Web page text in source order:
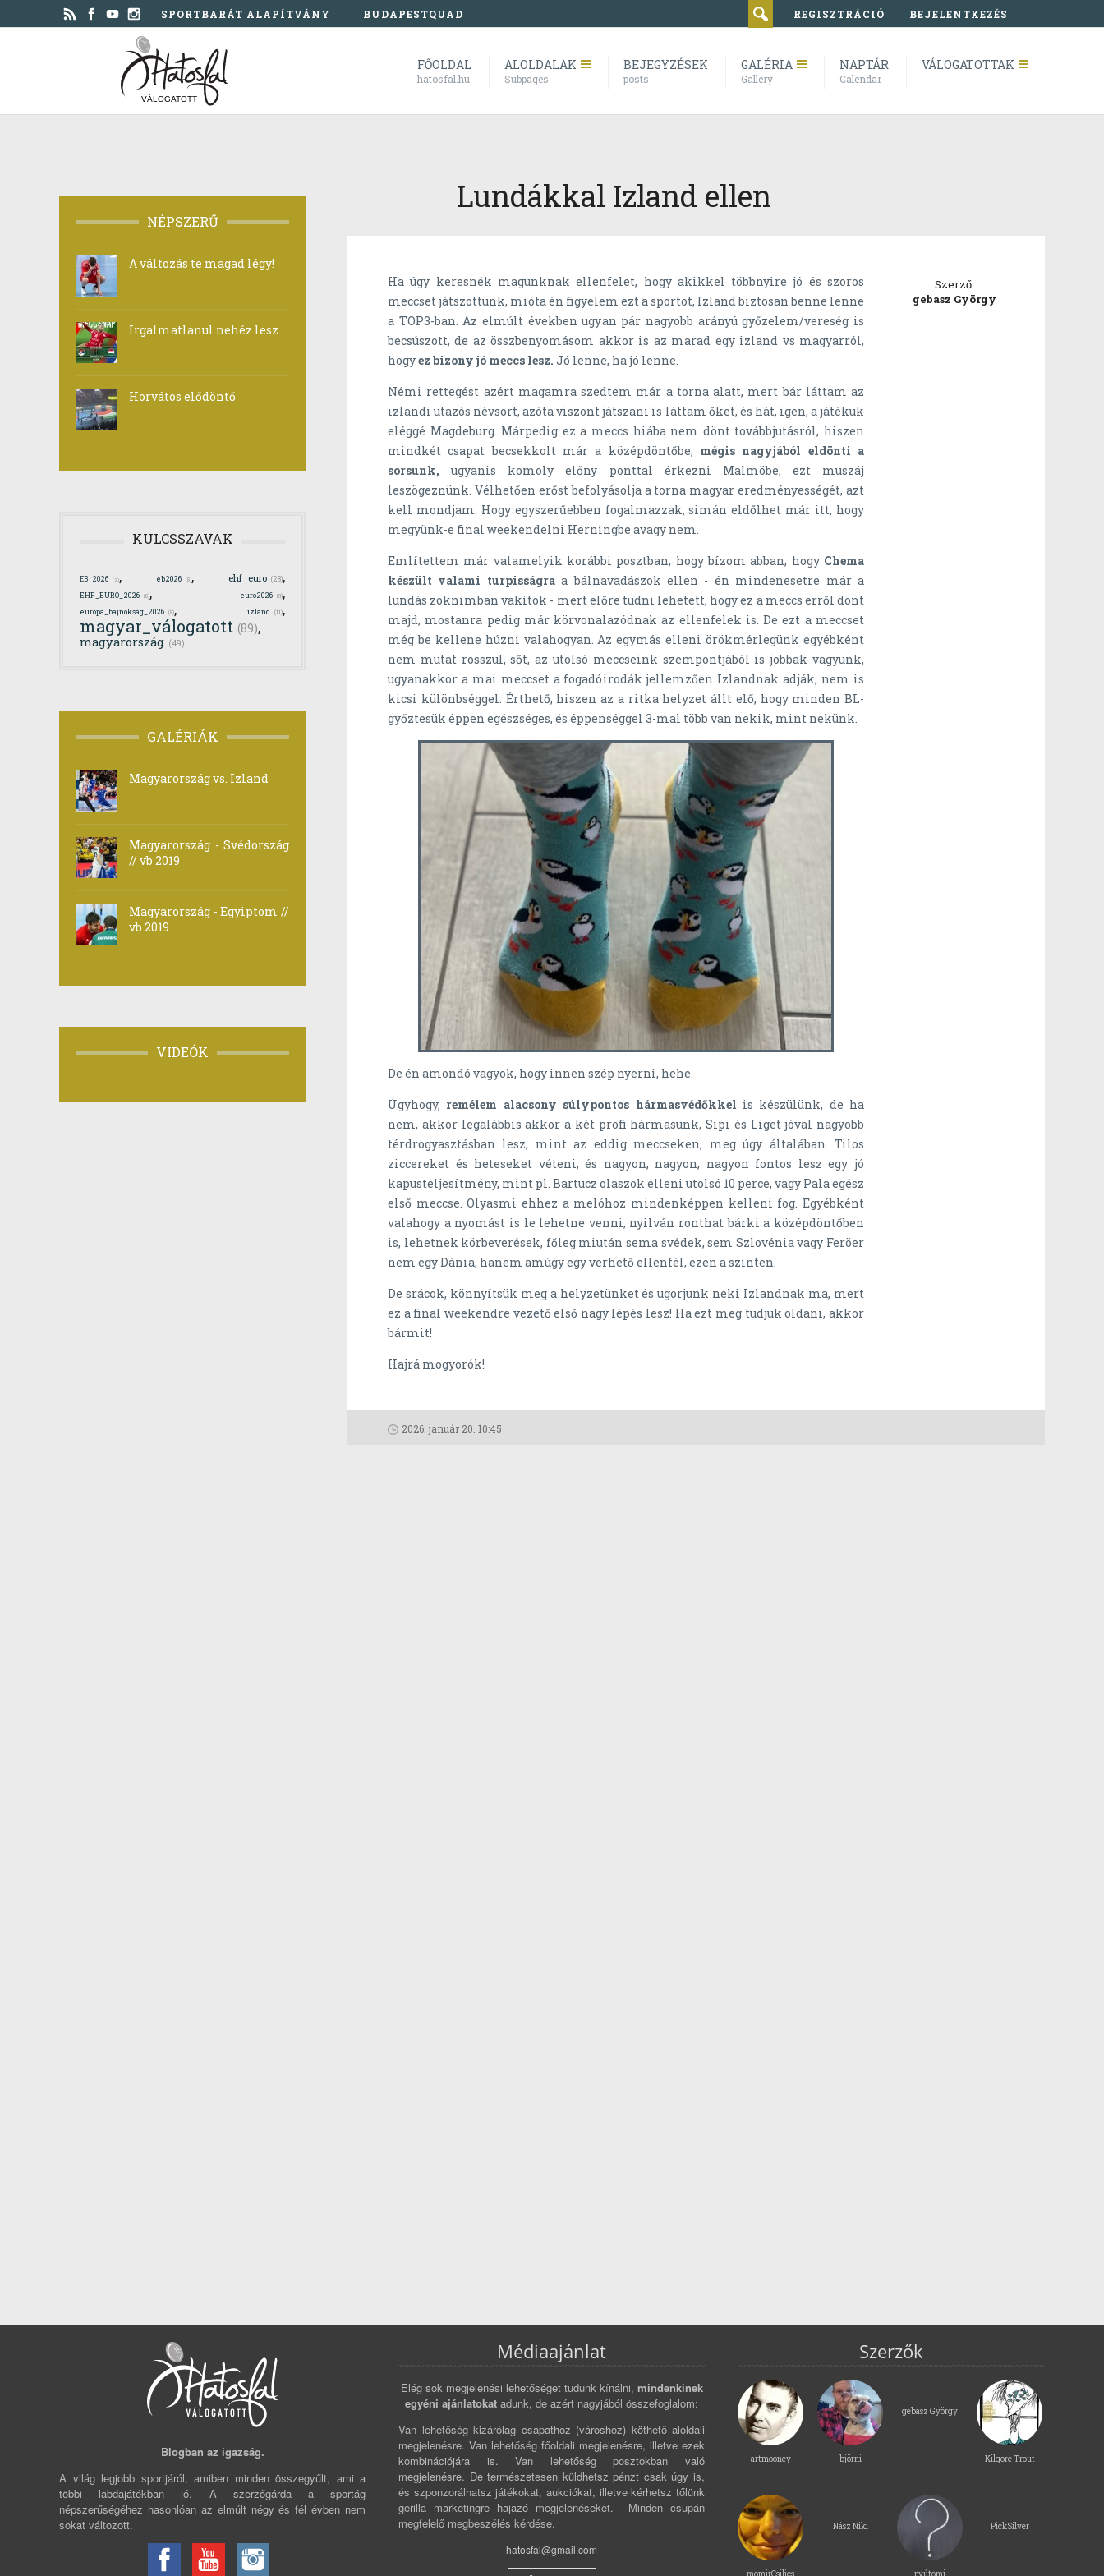
SPORTBARÁT ALAPÍTVÁNY BUDAPESTQUAD REGISZTRÁCIÓ BEJELENTKEZÉS
VÁLOGATOTT
FŐOLDAL
hatosfal.hu
ALOLDALAK
Subpages
BEJEGYZÉSEK
posts
GALÉRIA
Gallery
NAPTÁR
Calendar
VÁLOGATOTTAK
Lundákkal Izland ellen
Ha úgy keresnék magunknak ellenfelet, hogy akikkel többnyire jó és szoros
meccset játszottunk, mióta én figyelem ezt a sportot, Izland biztosan benne lenne
a TOP3-ban. Az elmúlt években ugyan pár nagyobb arányú győzelem/vereség is
becsúszott, de az összbenyomásom akkor is az marad egy izland vs magyarról,
hogyez bizony jó meccs lesz. Jó lenne, ha jó lenne.
Némi rettegést azért magamra szedtem már a torna alatt, mert bár láttam az
izlandi utazós névsort, azóta viszont játszani is láttam őket, és hát, igen, a játékuk
eléggé Magdeburg. Márpedig ez a meccs hiába nem dönt továbbjutásról, hiszen
mindkét csapat becsekkolt már a középdöntőbe, mégis nagyjából eldönti a
sorsunk,ugyanis komoly előny ponttal érkezni Malmöbe, ezt muszáj
leszögeznünk. Vélhetően erőst befolyásolja a torna magyar eredményességét, azt
kell mondjam. Hogy egyszerűebben fogalmazzak, simán eldőlhet már itt, hogy
megyünk-e final weekendelni Herningbe avagy nem.
Említettem már valamelyik korábbi posztban, hogy bízom abban, hogy Chema
készült valami turpisságraa bálnavadászok ellen - én mindenesetre már a
lundás zoknimban vakítok - mert előre tudni lehetett, hogy ez a meccs erről dönt
majd, mostanra pedig már körvonalazódnak az ellenfelek is. De ezt a meccset
még be kellene húzni valahogyan. Az egymás elleni örökmérlegünk egyébként
nem mutat rosszul, sőt, az utolsó meccseink szempontjából is jobbak vagyunk,
ugyanakkor a mai meccset a fogadóirodák jellemzően Izlandnak adják, nem is
kicsi különbséggel. Érthető, hiszen az a ritka helyzet állt elő, hogy minden BL-
győztesük éppen egészséges, és éppenséggel 3-mal több van nekik, mint nekünk.
De én amondó vagyok, hogy innen szép nyerni, hehe.
Úgyhogy, remélem alacsony súlypontos hármasvédőkkel is készülünk, de ha
nem, akkor legalábbis akkor a két profi hármasunk, Sipi és Liget jóval nagyobb
térdrogyasztásban lesz, mint az eddig meccseken, meg úgy általában. Tilos
ziccereket és heteseket véteni, és nagyon, nagyon, nagyon fontos lesz egy jó
kapusteljesítmény, mint pl. Bartucz olaszok elleni utolsó 10 perce, vagy Pala egész
első meccse. Olyasmi ehhez a melóhoz mindenképpen kelleni fog. Egyébként
valahogy a nyomást is le lehetne venni, nyilván ronthat bárki a középdöntőben
is, lehetnek körbeverések, főleg miután sema svédek, sem Szlovénia vagy Feröer
nem egy Dánia, hanem amúgy egy verhető ellenfél, ezen a szinten.
De srácok, könnyítsük meg a helyzetünket és ugorjunk neki Izlandnak ma, mert
ez a final weekendre vezető első nagy lépés lesz! Ha ezt meg tudjuk oldani, akkor
bármit!
Hajrá mogyorók!
Szerző:
gebasz György
2026. január 20. 10:45
NÉPSZERŰ
A változás te magad légy!
Irgalmatlanul nehéz lesz
Horvátos elődöntő
KULCSSZAVAK
EB_2026 (2), eb2026 (8), ehf_euro (28),
EHF_EURO_2026 (8), euro2026 (9),
európa_bajnokság_2026 (8), izland (11),
magyar_válogatott (89),
magyarország (49)
GALÉRIÁK
Magyarország vs. Izland
Magyarország - Svédország
// vb 2019
Magyarország - Egyiptom //
vb 2019
VIDEÓK
Blogban az igazság.
A világ legjobb sportjáról, amiben minden összegyűlt, ami a
többi labdajátékban jó. A szerzőgárda a sportág
népszerűségéhez hasonlóan az elmúlt négy és fél évben nem
sokat változott.
Médiaajánlat
Elég sok megjelenési lehetőséget tudunk kínálni, mindenkinek
egyéni ajánlatokat adunk, de azért nagyjából összefoglalom:
Van lehetőség kizárólag csapathoz (városhoz) köthető aloldali
megjelenésre. Van lehetőség főoldali megjelenésre, illetve ezek
kombinációjára is. Van lehetőség posztokban való
megjelenésre. De természetesen küldhetsz pénzt csak úgy is,
és szponzorálhatsz játékokat, aukciókat, illetve kérhetsz tőlünk
gerilla marketingre hajazó megjelenéseket. Minden csupán
megfelelő megbeszélés kérdése.
hatosfal@gmail.com
Szerzők
artmooney björni
gebasz György
Kilgore Trout
momirCsilics
Nász Niki
nyútomi
PickSilver